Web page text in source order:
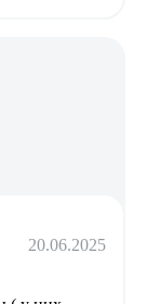
20.06.2025